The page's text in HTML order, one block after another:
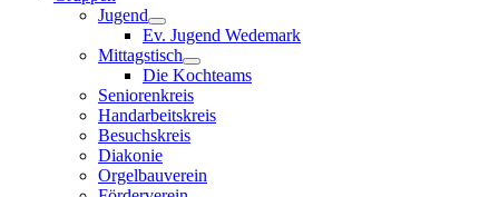
Jugend
Ev. Jugend Wedemark
Mittagstisch
Die Kochteams
Seniorenkreis
Handarbeitskreis
Besuchskreis
Diakonie
Orgelbauverein